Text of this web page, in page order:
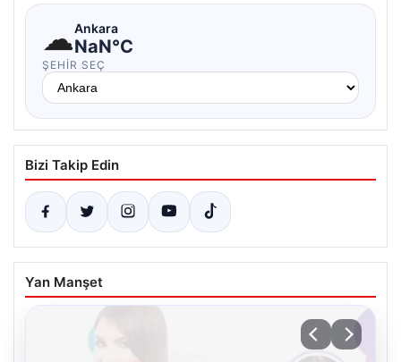
☁Ankara
NaN°C
ŞEHIR SEÇ
Bizi Takip Edin
Yan Manşet